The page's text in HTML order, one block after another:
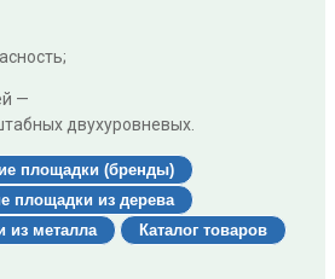
—
двухуровневых.
площадки (бренды)
площадки из дерева
из металла
Каталог товаров